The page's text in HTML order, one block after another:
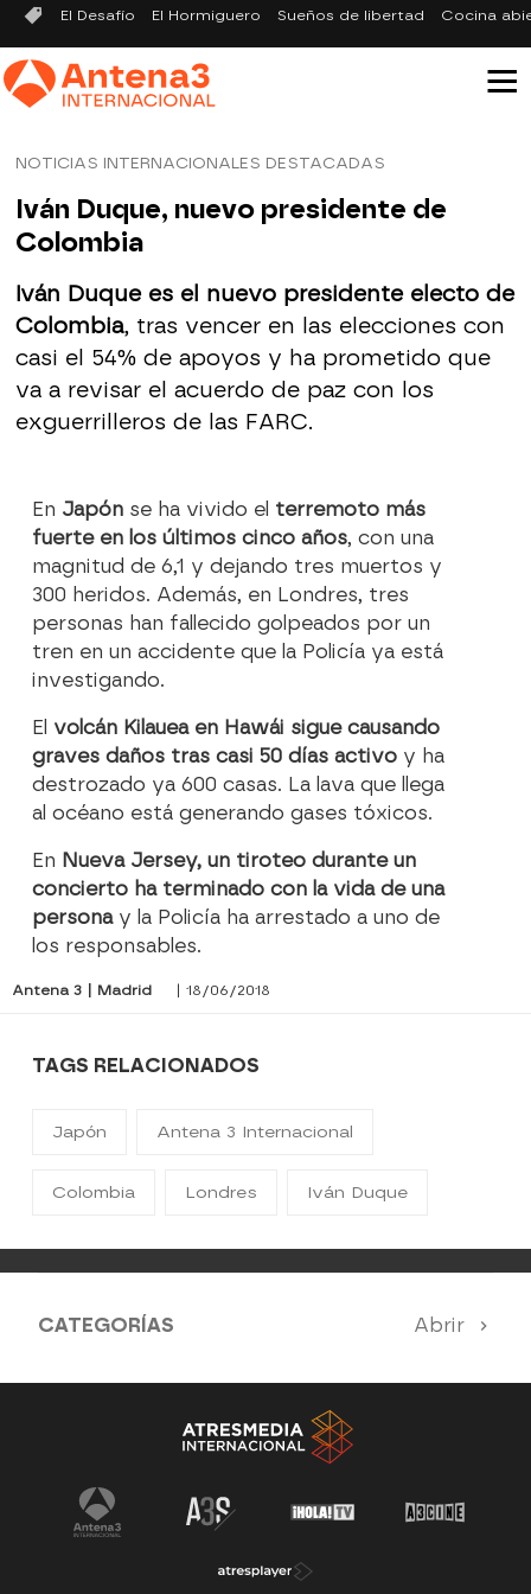
El Desafío El Hormiguero Sueños de libertad Cocina
NOTICIAS INTERNACIONALES DESTACADAS
Iván Duque, nuevo presidente de
Colombia
Iván Duque es el nuevo presidente electo de
Colombia, tras vencer en las elecciones con
casi el 54% de apoyos y ha prometido que
va a revisar el acuerdo de paz con los
exguerrilleros de las FARC.
En Japón se ha vivido el terremoto más
fuerte en los últimos cinco años, con una
magnitud de 6,1 y dejando tres muertos y
300 heridos. Además, en Londres, tres
personas han fallecido golpeados por un
tren en un accidente que la Policía ya está
investigando.
El volcán Kilauea en Hawái sigue causando
graves daños tras casi 50 días activo y ha
destrozado ya 600 casas. La lava que llega
al océano está generando gases tóxicos.
En Nueva Jersey, un tiroteo durante un
concierto ha terminado con la vida de una
personay la Policía ha arrestado a uno de
los responsables.
Antena 3 | Madrid | 18/06/2018
TAGS RELACIONADOS
Japón Antena 3 Internacional
Colombia Londres Iván Duque
CATEGORÍAS Abrir
Antena 3 Noticias El Hormiguero
Tu cara me suena Pasapalabra